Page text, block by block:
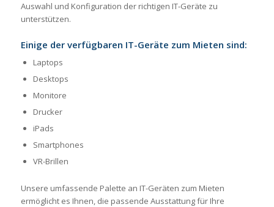
Auswahl und Konfiguration der richtigen IT-Geräte zu
unterstützen.
Einige der verfügbaren IT-Geräte zum Mieten sind:
Laptops
Desktops
Monitore
Drucker
iPads
Smartphones
VR-Brillen
Unsere umfassende Palette an IT-Geräten zum Mieten
ermöglicht es Ihnen, die passende Ausstattung für Ihre